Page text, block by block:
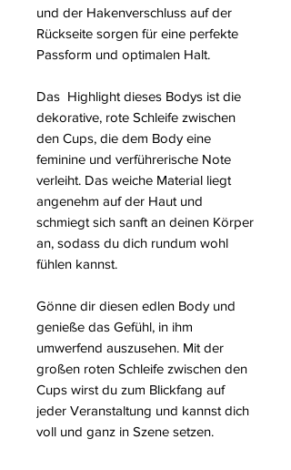
und der Hakenverschluss auf der
Rückseite sorgen für eine perfekte
Passform und optimalen Halt.
Das Highlight dieses Bodys ist die
dekorative, rote Schleife zwischen
den Cups, die dem Body eine
feminine und verführerische Note
verleiht. Das weiche Material liegt
angenehm auf der Haut und
schmiegt sich sanft an deinen Körper
an, sodass du dich rundum wohl
fühlen kannst.
Gönne dir diesen edlen Body und
genieße das Gefühl, in ihm
umwerfend auszusehen. Mit der
großen roten Schleife zwischen den
Cups wirst du zum Blickfang auf
jeder Veranstaltung und kannst dich
voll und ganz in Szene setzen.